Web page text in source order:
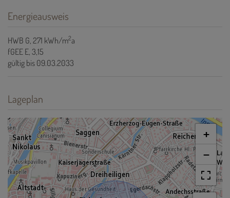
Energieausweis
HWB G, 271 kWh/m2a
fGEE E, 3,15
gültig bis 09.03.2033
Lageplan
+
−